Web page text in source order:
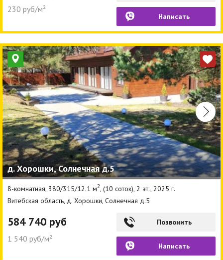
Способы оплаты
230 руб/м²
Написать
д. Хорошки, Солнечная д.5
8-комнатная, 380/315/12.1 м2, (10 соток), 2 эт., 2025 г.
Витебская область, д. Хорошки, Солнечная д.5
584 740 руб
1 540 руб/м²
Позвонить
Написать